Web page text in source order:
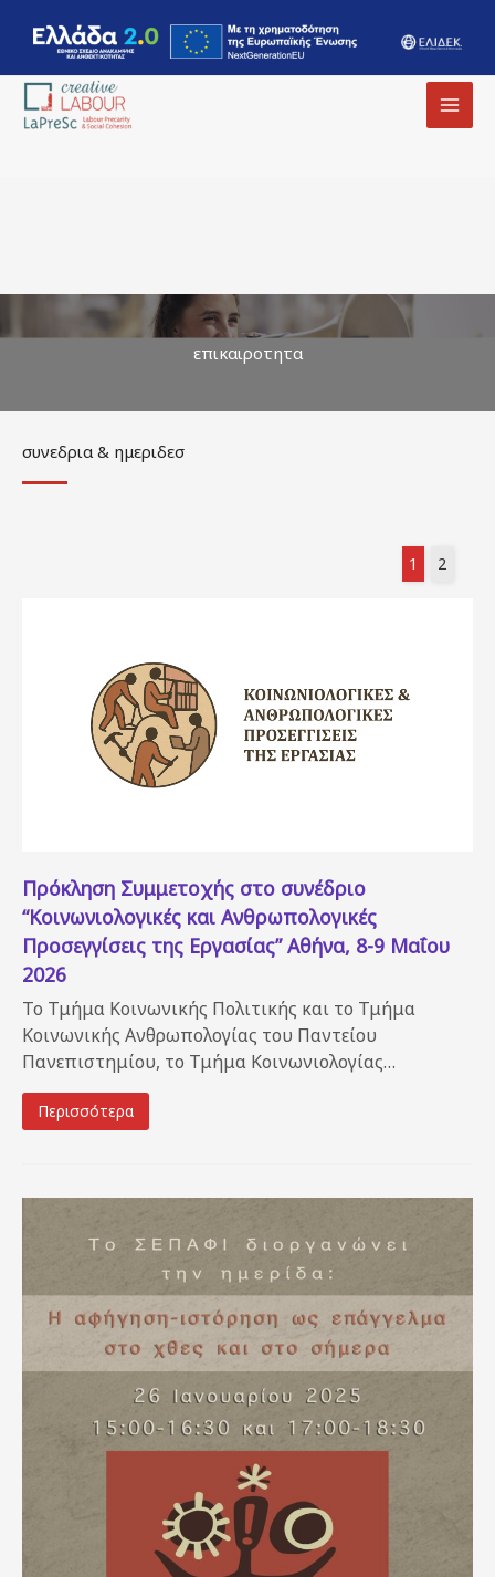
επικαιροτητα
συνεδρια & ημεριδεσ
1 2
Πρόκληση Συμμετοχής στο συνέδριο
“Κοινωνιολογικές και Ανθρωπολογικές
Προσεγγίσεις της Εργασίας” Αθήνα, 8-9 Μαΐου
2026
Το Τμήμα Κοινωνικής Πολιτικής και το Τμήμα
Κοινωνικής Ανθρωπολογίας του Παντείου
Πανεπιστημίου, το Τμήμα Κοινωνιολογίας…
Περισσότερα